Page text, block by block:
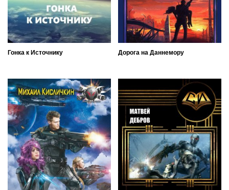
Гонка к Источнику Дорога на Даннемору